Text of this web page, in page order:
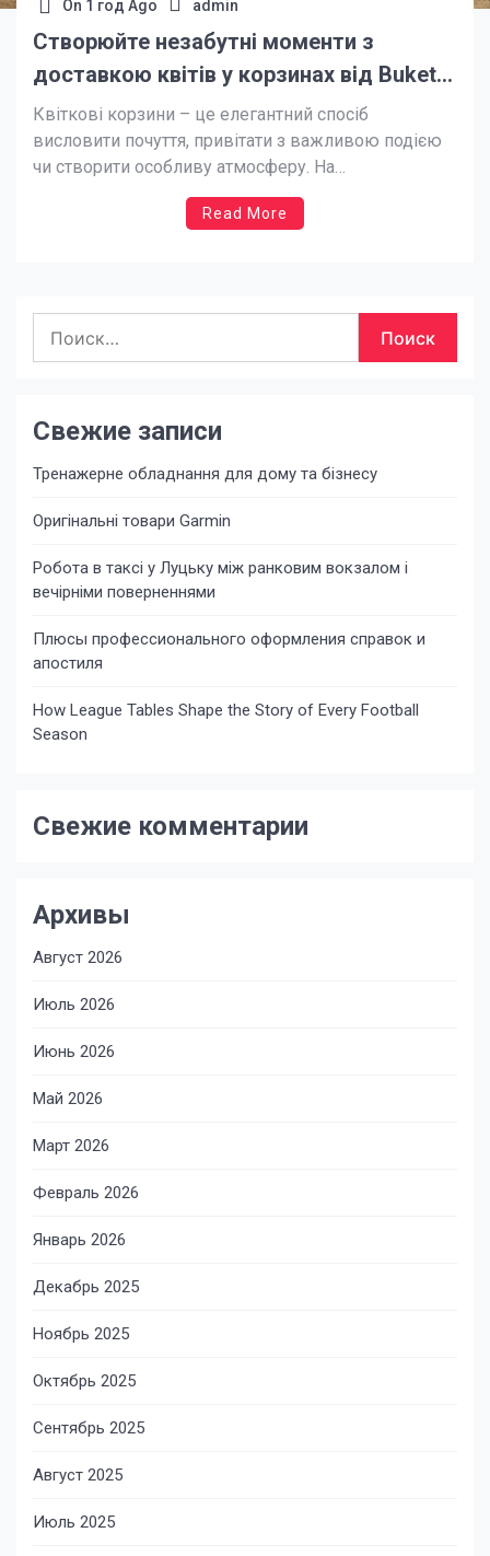
On 1 год Ago admin
Створюйте незабутні моменти з
доставкою квітів у корзинах від Buket
Express
Квіткові корзини – це елегантний спосіб
висловити почуття, привітати з важливою подією
чи створити особливу атмосферу. На
сайті https://buket-express.ua/korziny ви знайдете
розкішні композиції, створені професійними
Read More
Свежие записи
Тренажерне обладнання для дому та бізнесу
Оригінальні товари Garmin
Робота в таксі у Луцьку між ранковим вокзалом і
вечірніми поверненнями
Плюсы профессионального оформления справок и
апостиля
How League Tables Shape the Story of Every Football
Season
Свежие комментарии
Архивы
Август 2026
Июль 2026
Июнь 2026
Май 2026
Март 2026
Февраль 2026
Январь 2026
Декабрь 2025
Ноябрь 2025
Октябрь 2025
Сентябрь 2025
Август 2025
Июль 2025